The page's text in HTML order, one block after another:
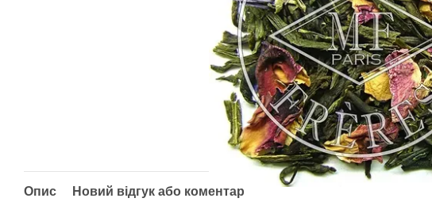
Опис Новий відгук або коментар